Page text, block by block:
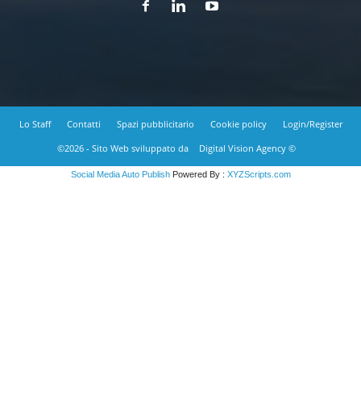
Lo Staff Contatti Spazi pubblicitario Cookie policy
Login/Register
©2026 - Sito Web sviluppato da
Digital Vision Agency ©
Social Media Auto PublishPowered By : XYZScripts.com